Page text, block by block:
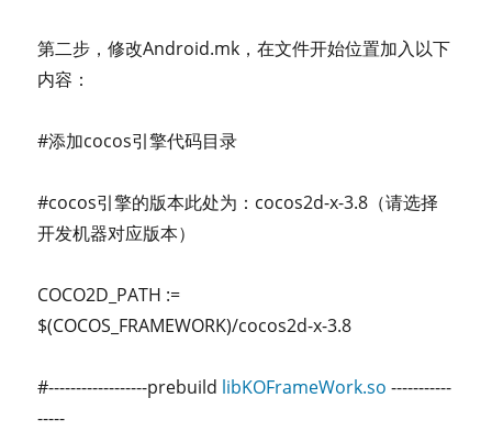
第二步，修改Android.mk，在文件开始位置加入以下
内容：
#添加cocos引擎代码目录
#cocos引擎的版本此处为：cocos2d-x-3.8（请选择
开发机器对应版本）
COCO2D_PATH :=
$(COCOS_FRAMEWORK)/cocos2d-x-3.8
#------------------prebuild libKOFrameWork.so -----------
-----